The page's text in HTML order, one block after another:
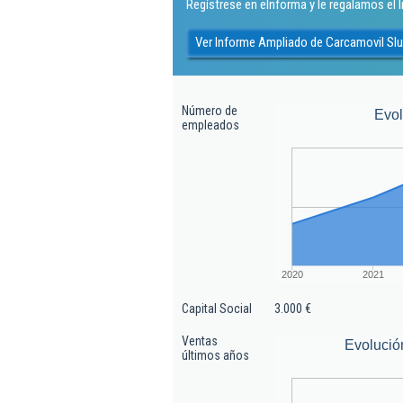
Regístrese en eInforma y le regalamos
Ver Informe Ampliado de Carcamovil Slu
Número de
empleados
2020 2021
Capital Social 3.000 €
Ventas
últimos años